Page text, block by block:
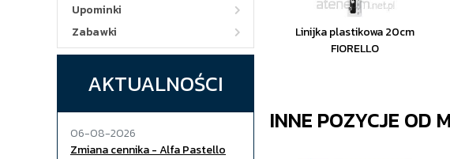
Upominki
Zabawki
AKTUALNOŚCI
06-08-2026
Zmiana cennika - Alfa Pastello
Linijka plastikowa 20cm
FIORELLO
INNE POZYCJE OD